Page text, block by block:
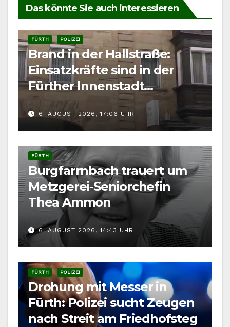
Das könnte Sie auch interessieren
FÜRTH POLIZEI
Brand in der Hallstraße:
Einsatzkräfte sind in der
Fürther Innenstadt
gefordert
6. AUGUST 2026, 17:06 UHR
FÜRTH
Burgfarrnbach trauert um
Metzgerei-Seniorchefin
Thea Ammon
6. AUGUST 2026, 14:43 UHR
FÜRTH POLIZEI
Drohung mit Messer in
Fürth: Polizei sucht Zeugen
nach Streit am Friedhofsteg